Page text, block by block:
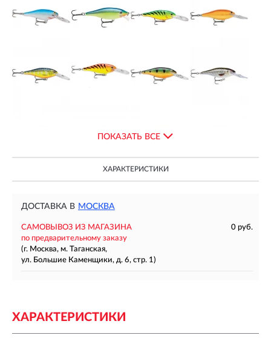
ПОКАЗАТЬ ВСЕ
ХАРАКТЕРИСТИКИ
ДОСТАВКА В МОСКВА
САМОВЫВОЗ ИЗ МАГАЗИНА
0 руб.
по предварительному заказу
(г. Москва, м. Таганская,
ул. Большие Каменщики, д. 6, стр. 1)
ХАРАКТЕРИСТИКИ